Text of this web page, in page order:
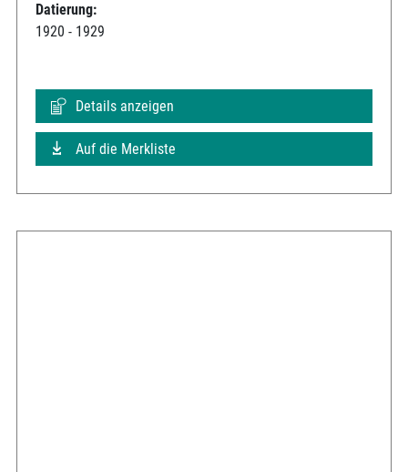
Datierung:
1920 - 1929
Details anzeigen
Auf die Merkliste